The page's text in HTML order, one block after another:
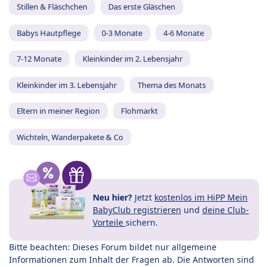
Stillen & Fläschchen Das erste Gläschen
Babys Hautpflege 0-3 Monate 4-6 Monate
7-12 Monate Kleinkinder im 2. Lebensjahr
Kleinkinder im 3. Lebensjahr Thema des Monats
Eltern in meiner Region Flohmarkt
Wichteln, Wanderpakete & Co
Neu hier? Jetzt kostenlos im HiPP Mein
BabyClub registrieren und deine Club-
Vorteile sichern.
Bitte beachten: Dieses Forum bildet nur allgemeine
Informationen zum Inhalt der Fragen ab. Die Antworten sind